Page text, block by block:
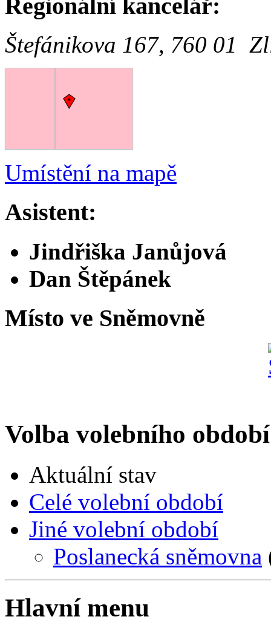
Regionální kancelář:
Štefánikova 167, 760 01
Umístění na mapě
Asistent:
Jindřiška Janůjová
Dan Štěpánek
Místo ve Sněmovně
Volba volebního období
Aktuální stav
Celé volební období
Jiné volební období
Poslanecká sněmovna
Hlavní menu